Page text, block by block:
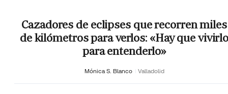
Cazadores de eclipses que recorren miles
de kilómetros para verlos: «Hay que
para entenderlo»
Mónica S. Blanco Valladolid